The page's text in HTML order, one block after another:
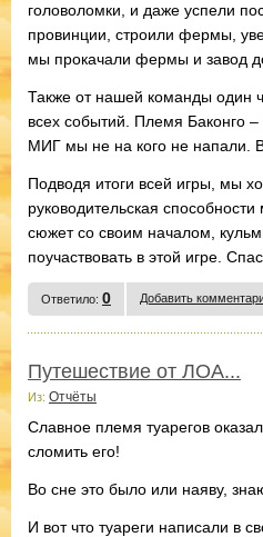
головоломки, и даже успели
провинции, строили фермы,
мы прокачали фермы и завод
Также от нашей команды один
всех событий. Племя Баконго
МИГ мы не на кого не напали.
Подводя итоги всей игры, мы
руководительская
сюжет со своим началом,
поучаствовать в этой игре.
Ответило: 0 Добавить
Путешествие от ЛОА...
Из: Отчёты
Славное племя туарегов
сломить его!
Во сне это было или наяву,
И вот что туареги написали в